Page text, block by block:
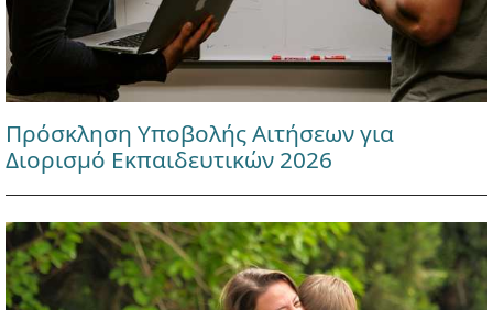
Πρόσκληση Υποβολής Αιτήσεων για
Διορισμό Εκπαιδευτικών 2026